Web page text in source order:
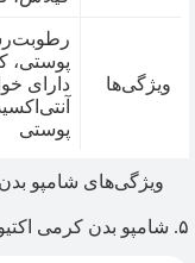
ویژگی‌ها
پوستی،
دارای
پوستی
ویژگی‌های شامپو
۵. شامپو بدن کرمی اکتیو حاوی عصاره آلوئه ورا